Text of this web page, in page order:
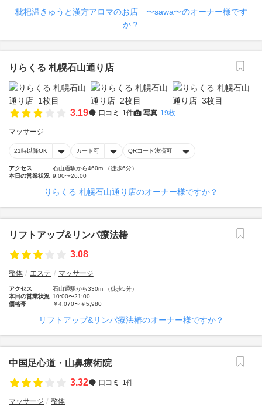
枇杷温きゅうと漢方アロマのお店 〜sawa〜のオーナー様です
か？
りらくる 札幌石山通り店
3.19 口コミ 1件 写真 19枚
マッサージ
21時以降OK カード可 QRコード決済可
アクセス
石山通駅から460m （徒歩6分）
本日の営業状況 9:00〜26:00
りらくる 札幌石山通り店のオーナー様ですか？
リフトアップ&リンパ療法椿
3.08
整体 エステ マッサージ
アクセス
石山通駅から330m （徒歩5分）
本日の営業状況 10:00〜21:00
価格帯
￥4,070〜￥5,980
リフトアップ&リンパ療法椿のオーナー様ですか？
中国足心道・山鼻療術院
3.32
口コミ 1件
マッサージ 整体